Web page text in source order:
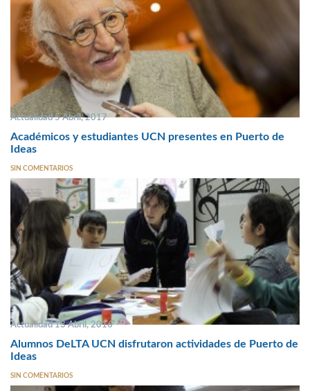
Actualidad 5 Abril, 2017
Académicos y estudiantes UCN presentes en Puerto de
Ideas
SIN COMENTARIOS
Actualidad 13 Abril, 2016
Alumnos DeLTA UCN disfrutaron actividades de Puerto de
Ideas
SIN COMENTARIOS